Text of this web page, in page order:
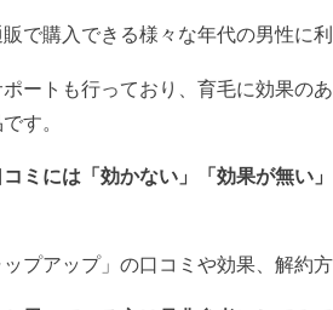
で購入できる様々な年代の男性に
ートも行っており、育毛に効果の
す。
ミには「効かない」「効果が無い
プアップ」の口コミや効果、解約